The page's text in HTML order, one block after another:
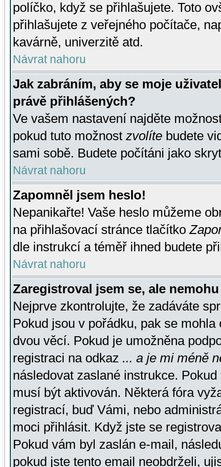
políčko, když se přihlašujete. Toto
přihlašujete z veřejného počítače,
kavárně, univerzitě atd.
Návrat nahoru
Jak zabráním, aby se moje
právě přihlášených?
Ve vašem nastavení najděte
pokud tuto možnost zvolíte budete
sami sobě. Budete počítáni jako
Návrat nahoru
Zapomněl jsem heslo!
Nepanikařte! Vaše heslo můžeme
na přihlašovací stránce tlačítko
dle instrukcí a téměř ihned budete
Návrat nahoru
Zaregistroval jsem se, ale
Nejprve zkontrolujte, že zadáváte
Pokud jsou v pořádku, pak se
dvou věcí. Pokud je umožněna
registraci na odkaz ... a je mi méně
následovat zaslané instrukce.
musí být aktivován. Některá fóra
registrací, buď Vámi, nebo
moci přihlásit. Když jste se
Pokud vám byl zaslán e-mail,
pokud jste tento email neobdrželi,